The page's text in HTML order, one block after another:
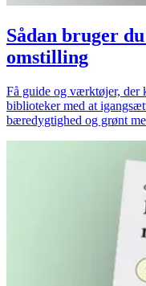
Sådan bruger
omstilling
Få guide og værktøjer, der
biblioteker med at
bæredygtighed og grønt